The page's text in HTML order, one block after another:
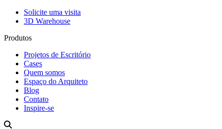
Solicite uma visita
3D Warehouse
Produtos
Projetos de Escritório
Cases
Quem somos
Espaço do Arquiteto
Blog
Contato
Inspire-se